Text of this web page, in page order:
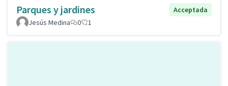
Parques y jardines
Acceptada
Jesús Medina
0 1